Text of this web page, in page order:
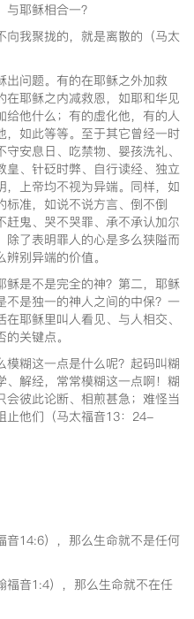
耶稣相合一？
向我聚拢的，就是离散的（马太
出问题。有的在耶稣之外加救
在耶稣之内减救恩，如耶和华见
给他什么；有的虚化他，有的人
，如此等等。至于其它曾经一时
安息日、吃禁物、婴孩洗礼、
皇、针砭时弊、自行读经、独立
上帝均不视为异端。同样，如
准，如说不说方言、倒不倒
鬼、哭不哭罪、承不承认加尔
除了表明罪人的心是多么狭隘而
别异端的价值。
稣是不是完全的神？第二，耶稣
不是独一的神人之间的中保？一
耶稣里叫人看见、与人相交、
关键点。
糊这一点是什么呢？起码叫糊
、解经，常常模糊这一点啊！糊
会彼此论断、相煎甚急；难怪当
止他们（马太福音13：24-
音14:6），那么生命就不是任何
福音1:4），那么生命就不在任